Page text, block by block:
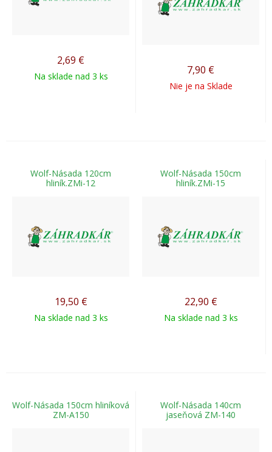
2,69 €
Na sklade nad 3 ks 7,90 €
Nie je na Sklade
Wolf-Násada 120cm
hliník.ZMi-12
19,50 €
Na sklade nad 3 ks
Wolf-Násada 150cm
hliník.ZMi-15
22,90 €
Na sklade nad 3 ks
Wolf-Násada 150cm hliníková
ZM-A150
Wolf-Násada 140cm
jaseňová ZM-140